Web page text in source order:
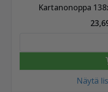
Kartanonoppa
Näytä